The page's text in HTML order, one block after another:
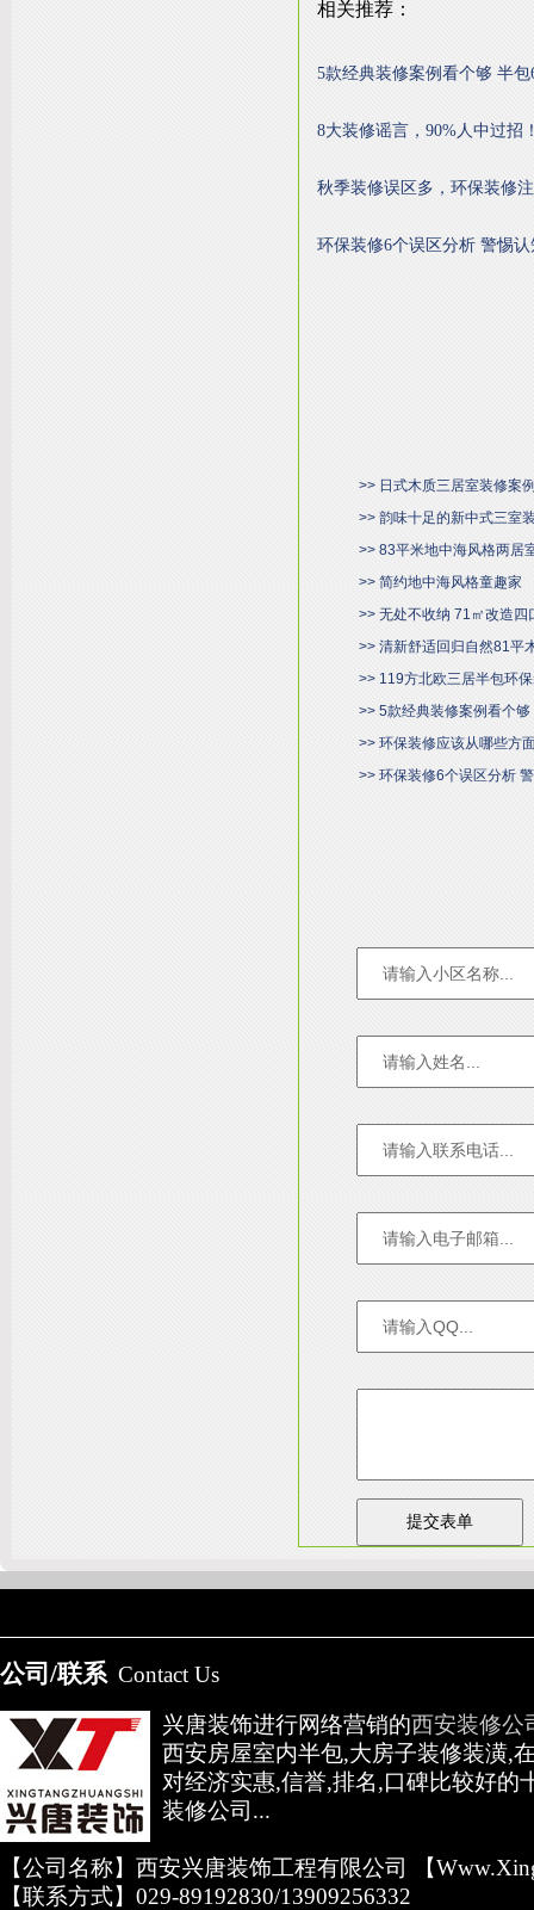
相关推荐：
5款经典装修案例看个够 半
8大装修谣言，90%人中过招
秋季装修误区多，环保装修
环保装修6个误区分析 警惕
>> 日式木质三居室装修案
>> 韵味十足的新中式三室
>> 83平米地中海风格两居
>> 简约地中海风格童趣家
>> 无处不收纳 71㎡改造四
>> 清新舒适回归自然81平
>> 119方北欧三居半包环
>> 5款经典装修案例看个
>> 环保装修应该从哪些方
>> 环保装修6个误区分析
成都别墅装修 别墅样板
公司/联系 Contact Us
兴唐装饰进行网络营销的西安装修公
西安房屋室内半包,大房子装修装潢,
对经济实惠,信誉,排名,口碑比较好的
装修公司...
【公司名称】西安兴唐装饰工程有限公司 【
【联系方式】029-89192830/13909256332